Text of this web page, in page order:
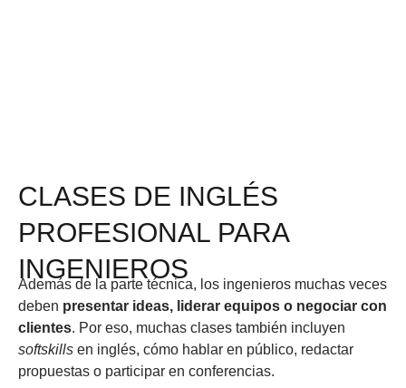
CLASES DE INGLÉS
PROFESIONAL PARA
INGENIEROS
Además de la parte técnica, los ingenieros muchas veces
deben presentar ideas, liderar equipos o negociar con
clientes. Por eso, muchas clases también incluyen
softskills en inglés, cómo hablar en público, redactar
propuestas o participar en conferencias.